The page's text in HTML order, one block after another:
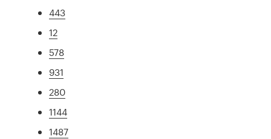
443
12
578
931
280
1144
1487